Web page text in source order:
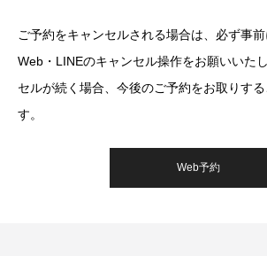
ご予約をキャンセルされる場合は、必ず事
Web・LINEのキャンセル操作をお願いいた
セルが続く場合、今後のご予約をお取りす
す。
Web予約